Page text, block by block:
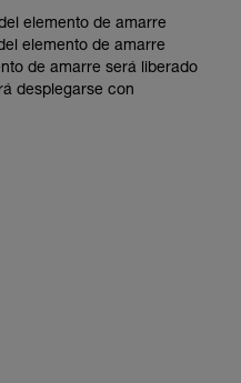
elemento de amarre
elemento de amarre
de amarre será liberado
desplegarse con